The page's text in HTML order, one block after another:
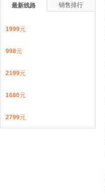
最新线路 销售排行
1999元
998元
2199元
1680元
2799元